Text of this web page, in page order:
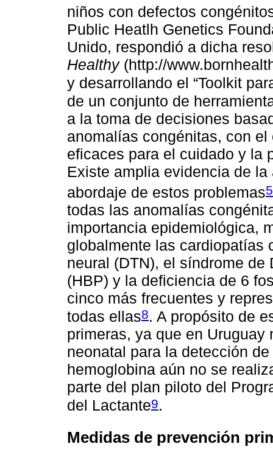
niños con defectos
Public Heatlh Genetics
Unido, respondió a dicha
Healthy(http://
y desarrollando el “Toolkit
de un conjunto de
a la toma de decisiones
anomalías congénitas, con
eficaces para el cuidado y la
Existe amplia evidencia de
abordaje de estos problemas5
todas las anomalías
importancia epidemiológica,
globalmente las cardiopatías
neural (DTN), el síndrome
(HBP) y la deficiencia de 6
cinco más frecuentes y
todas ellas8. A propósito de
primeras, ya que en
neonatal para la detección
hemoglobina aún no se
parte del plan piloto del
del Lactante9.
Medidas de prevención